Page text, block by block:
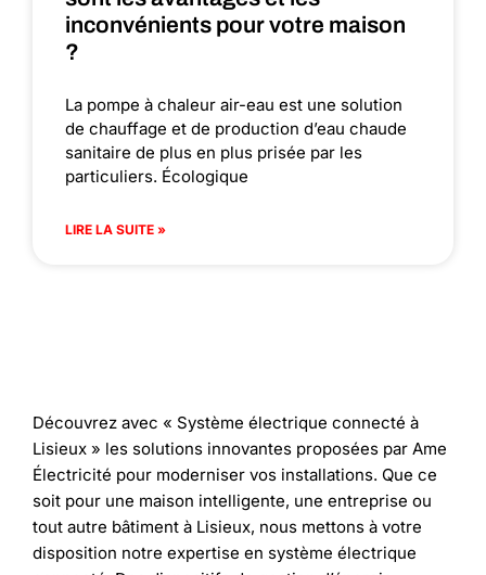
inconvénients pour votre maison
?
La pompe à chaleur air-eau est une solution
de chauffage et de production d’eau chaude
sanitaire de plus en plus prisée par les
particuliers. Écologique
LIRE LA SUITE »
Découvrez avec « Système électrique connecté à
Lisieux » les solutions innovantes proposées par Ame
Électricité pour moderniser vos installations. Que ce
soit pour une maison intelligente, une entreprise ou
tout autre bâtiment à Lisieux, nous mettons à votre
disposition notre expertise en système électrique